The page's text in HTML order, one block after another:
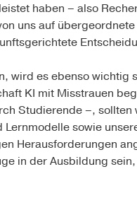
haben – also
uns auf
wird es ebenso wichtig
KI mit Misstrauen
Studierende –, sollten
sowie
Herausforderungen
in der Ausbildung